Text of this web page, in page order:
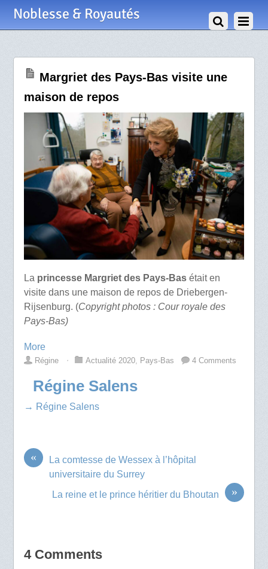
Noblesse & Royautés
Margriet des Pays-Bas visite une
maison de repos
La princesse Margriet des Pays-Basétait en
visite dans une maison de repos de Driebergen-
Rijsenburg. (Copyright photos : Cour royale des
Pays-Bas)
More
Régine ⋅ Actualité 2020, Pays-Bas 4 Comments
Régine Salens
→ Régine Salens
«
La comtesse de Wessex à l’hôpital
universitaire du Surrey
»
La reine et le prince héritier du Bhoutan
4 Comments